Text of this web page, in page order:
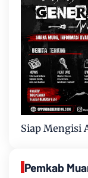
Siap Mengisi
Pemkab